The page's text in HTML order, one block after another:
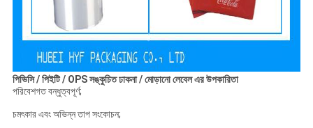
পিভিসি / পিইটি / OPS সঙ্কুচিত ঢাকনা / মোড়ানো লেবেল এর উপকারিতা
পরিবেশগত বন্ধুত্বপূর্ণ;
চমৎকার এবং অভিন্ন তাপ সংকোচন;